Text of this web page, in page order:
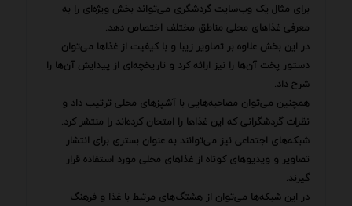
برای مثال یک وب‌سایت گردشگری می‌تواند بخش ویژه‌ای را به
معرفی غذاهای محلی مناطق مختلف اختصاص دهد.
در این بخش علاوه بر تصاویر زیبا و با کیفیت از غذاها می‌توان
دستور پخت آن‌ها را نیز ارائه کرد و تاریخچه‌ای از پیدایش آن‌ها را
شرح داد.
همچنین می‌توان مصاحبه‌هایی با آشپزهای محلی ترتیب داد و
نظرات گردشگرانی که این غذاها را امتحان کرده‌اند را منتشر کرد.
شبکه‌های اجتماعی نیز می‌توانند به عنوان بستری برای انتشار
تصاویر و ویدیوهای کوتاه از غذاهای محلی مورد استفاده قرار
گیرند.
در این شبکه‌ها می‌توان از هشتگ‌های مرتبط با غذا و فرهنگ